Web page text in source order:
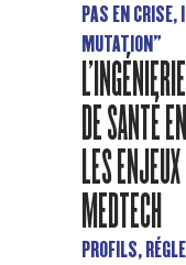
PAS EN CRISE,
MUTATION"
DE SANTÉ
LES
MEDTECH
PROFILS,